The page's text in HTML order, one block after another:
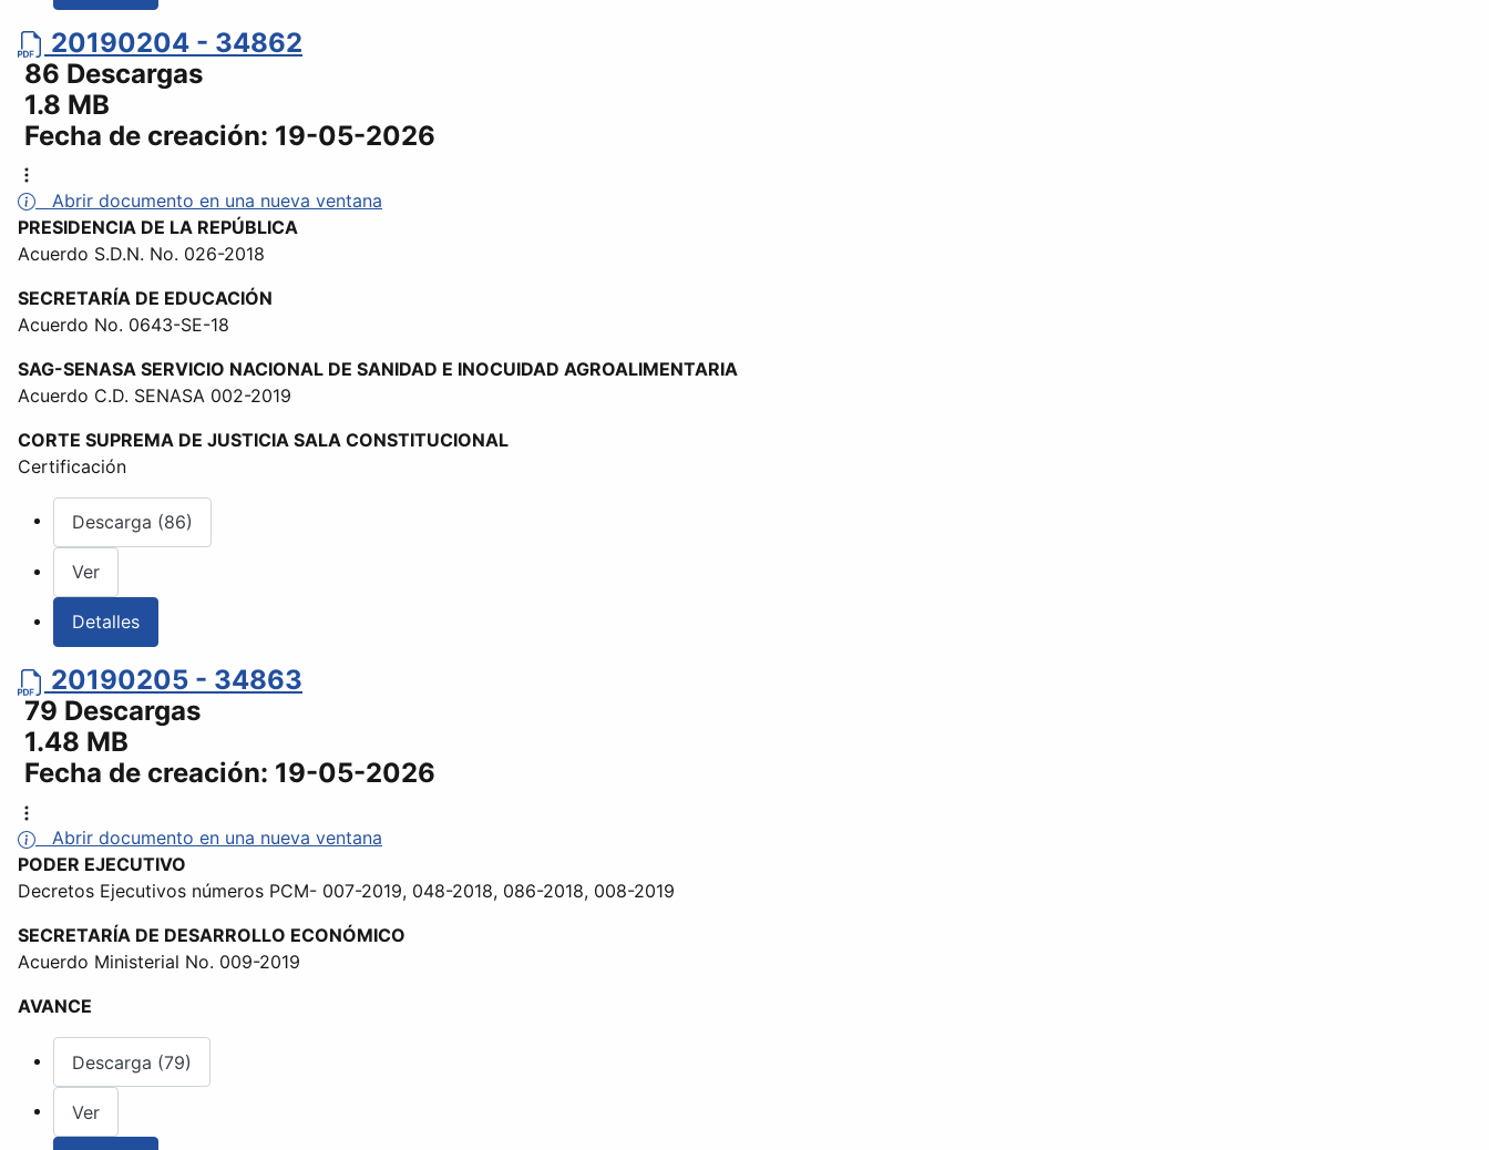
20190204 - 34862
86 Descargas
1.8 MB
Fecha de creación: 19-05-2026
Abrir documento en una nueva ventana
PRESIDENCIA DE LA REPÚBLICA
Acuerdo S.D.N. No. 026-2018
SECRETARÍA DE EDUCACIÓN
Acuerdo No. 0643-SE-18
SAG-SENASA SERVICIO NACIONAL DE SANIDAD E INOCUIDAD AGROALIMENTARIA
Acuerdo C.D. SENASA 002-2019
CORTE SUPREMA DE JUSTICIA SALA CONSTITUCIONAL
Certificación
Descarga (86)
Ver
Detalles
20190205 - 34863
79 Descargas
1.48 MB
Fecha de creación: 19-05-2026
Abrir documento en una nueva ventana
PODER EJECUTIVO
Decretos Ejecutivos números PCM- 007-2019, 048-2018, 086-2018, 008-2019
SECRETARÍA DE DESARROLLO ECONÓMICO
Acuerdo Ministerial No. 009-2019
AVANCE
Descarga (79)
Ver